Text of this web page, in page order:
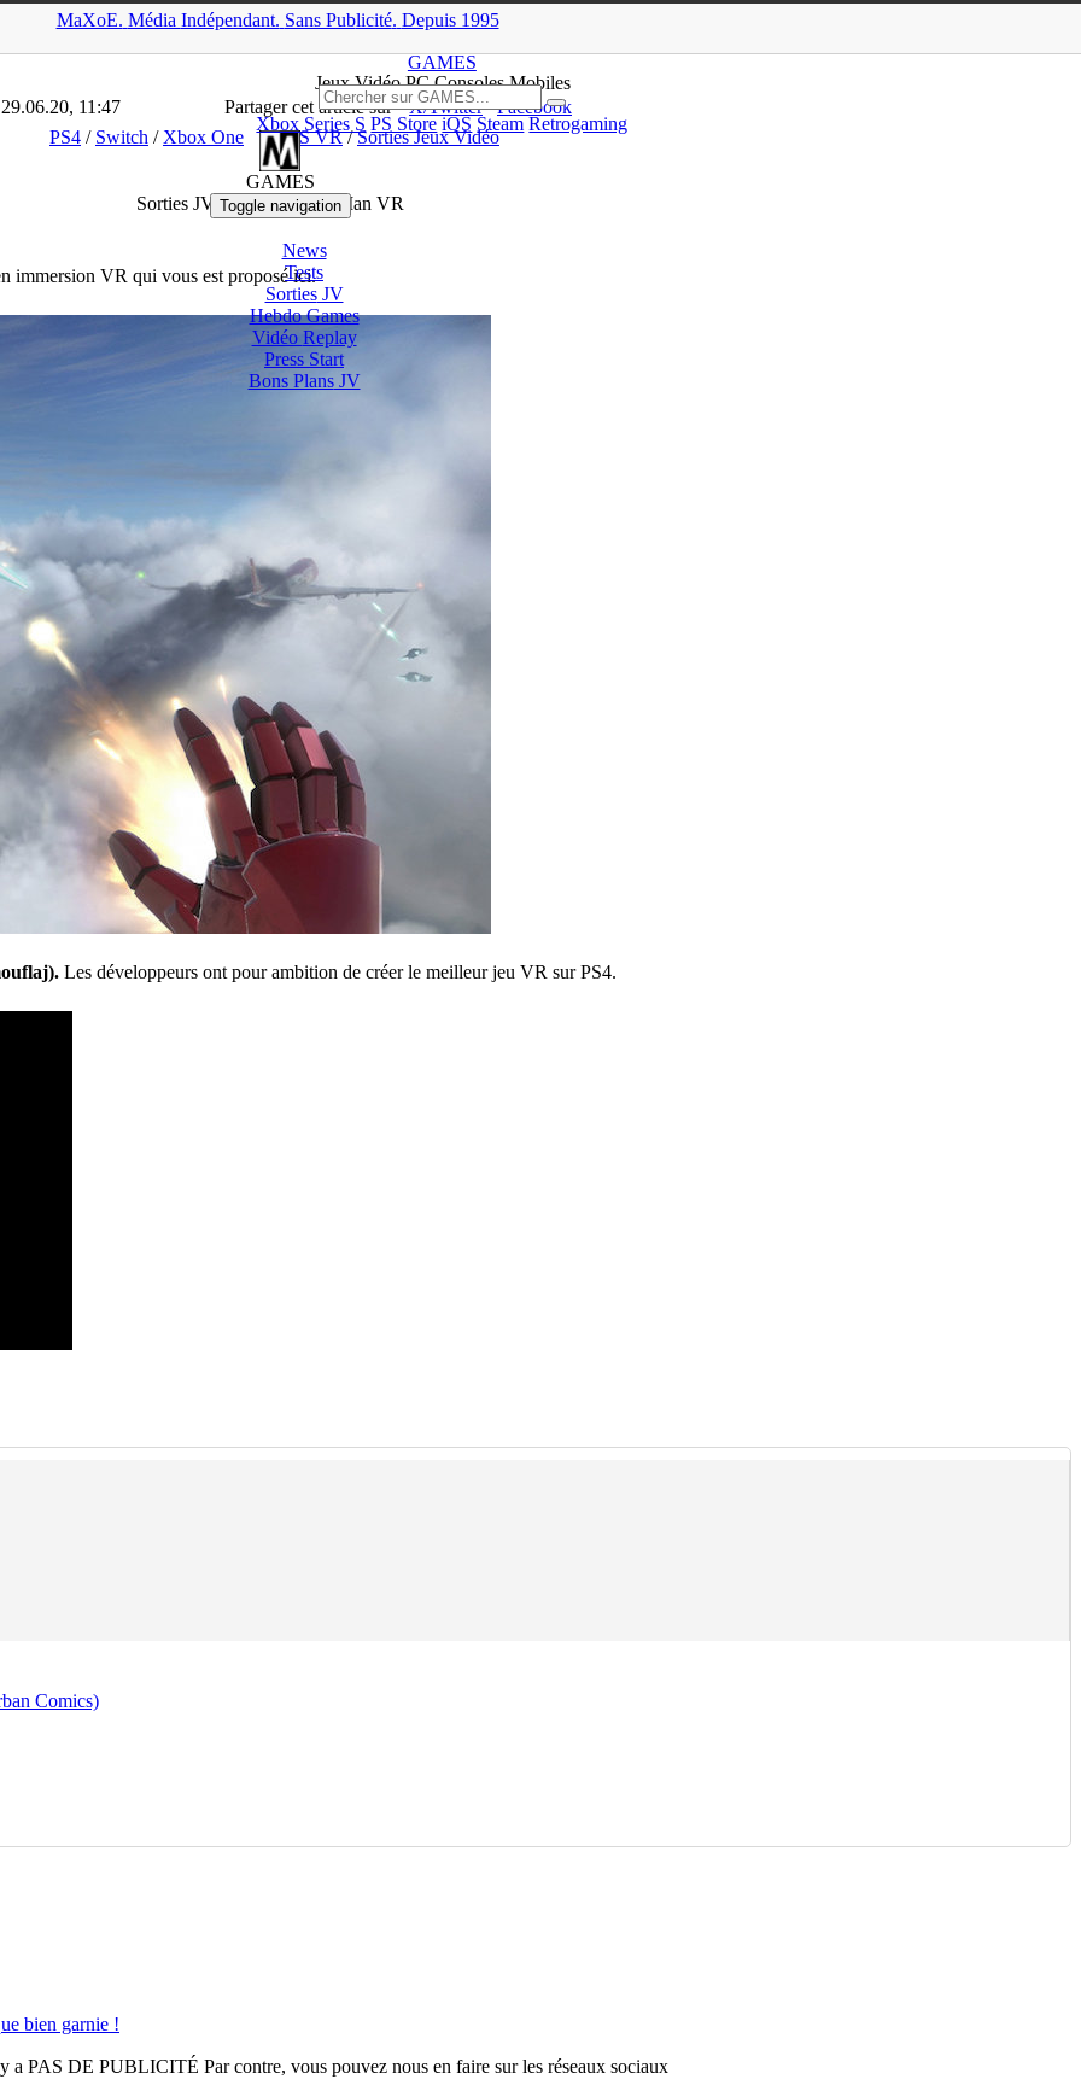
MaXoE. Média Indépendant. Sans Publicité. Depuis 1995
GAMES
JeuxVidéoPC Consoles Mobiles
Xbox Series S PS Store iOS Steam Retrogaming
GAMES
Toggle navigation
News
Tests
SortiesJV
Hebdo Games
Vidéo Replay
Press Start
Bons PlansJV
▲
11:47 Partager cet article sur X/Twitter
Facebook
PS4 / Switch / Xbox One PS VR/Sorties Jeux Vidéo
Sorties JV : Marvel’s Iron Man VR
immersion VR qui vous est proposé ici.
Les développeurs ont pour ambition de créer le meilleur jeu VR sur PS4.
Comics)
bien garnie !
a PAS DE PUBLICITÉ Par contre, vous pouvez nous en faire sur les réseaux sociaux